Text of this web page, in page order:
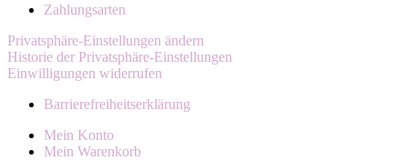
Zahlungsarten
Privatsphäre-Einstellungen ändern
Historie der Privatsphäre-Einstellungen
Einwilligungen widerrufen
Barrierefreiheitserklärung
Mein Konto
Mein Warenkorb